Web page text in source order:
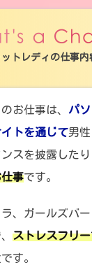
トレディの仕事内
お仕事は、 パ
トを通じて男
スを披露した
事です。
、ガールズバ
ストレスフリ
す。